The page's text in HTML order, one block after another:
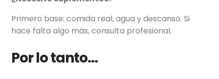
Primero base: comida real, agua y descanso. Si
hace falta algo más, consulta profesional.
Por lo tanto…